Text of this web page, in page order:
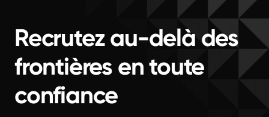
Recrutez au-delà des
frontières en toute
confiance